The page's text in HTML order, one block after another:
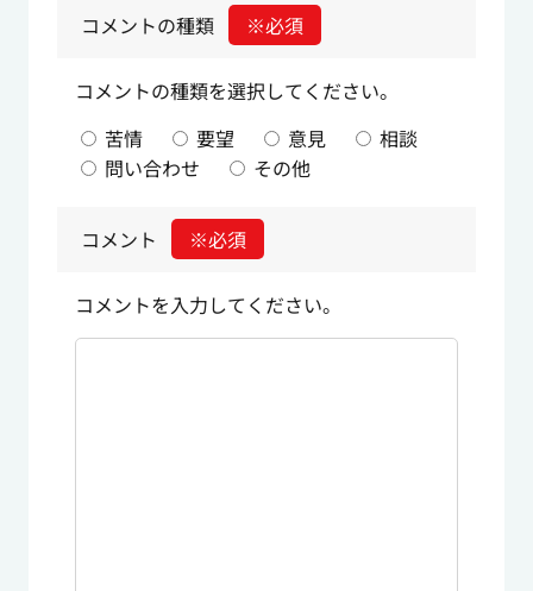
コメントの種類 ※必須
コメントの種類を選択してください。
苦情
要望 意見
相談
問い合わせ
その他
コメント ※必須
コメントを入力してください。